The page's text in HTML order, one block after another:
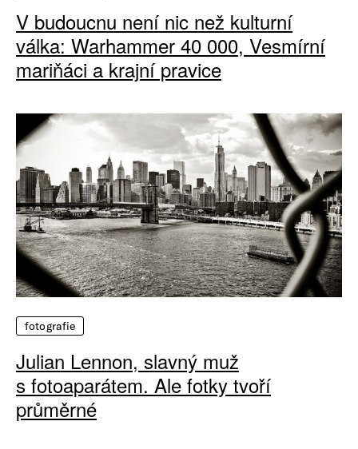
V budoucnu není nic než kulturní
válka: Warhammer 40 000, Vesmírní
mariňáci a krajní pravice
fotografie
Julian Lennon, slavný muž
s fotoaparátem. Ale fotky tvoří
průměrné